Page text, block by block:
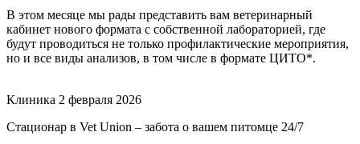
В этом месяце мы рады представить вам ветеринарный
кабинет нового формата с собственной лабораторией, где
будут проводиться не только профилактические мероприятия,
но и все виды анализов, в том числе в формате ЦИТО*.
Клиника 2 февраля 2026
Стационар в Vet Union – забота о вашем питомце 24/7